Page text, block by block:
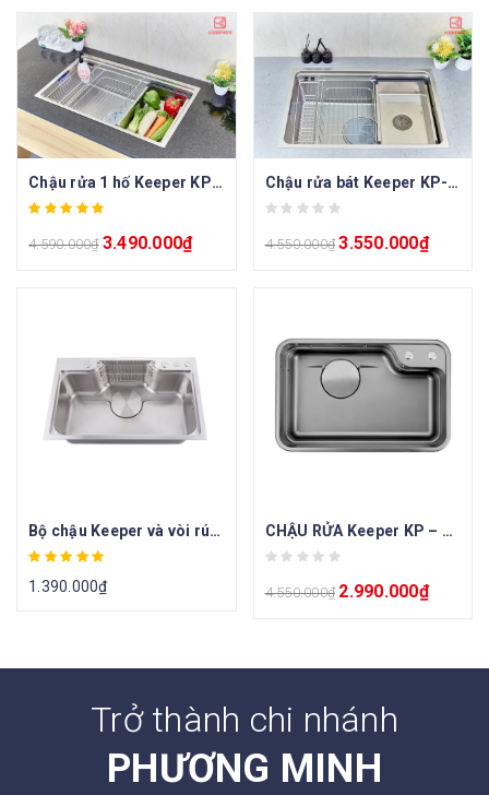
Chậu rửa 1 hố Keeper KP-7545NL
4.590.000₫ 3.490.000₫
Chậu rửa bát Keeper KP-6845
4.550.000₫ 3.550.000₫
Bộ chậu Keeper và vòi rút Kagol K36
1.390.000₫
CHẬU RỬA Keeper KP – CR08 – 7548LUX
4.550.000₫ 2.990.000₫
Trở thành chi nhánh
PHƯƠNG MINH